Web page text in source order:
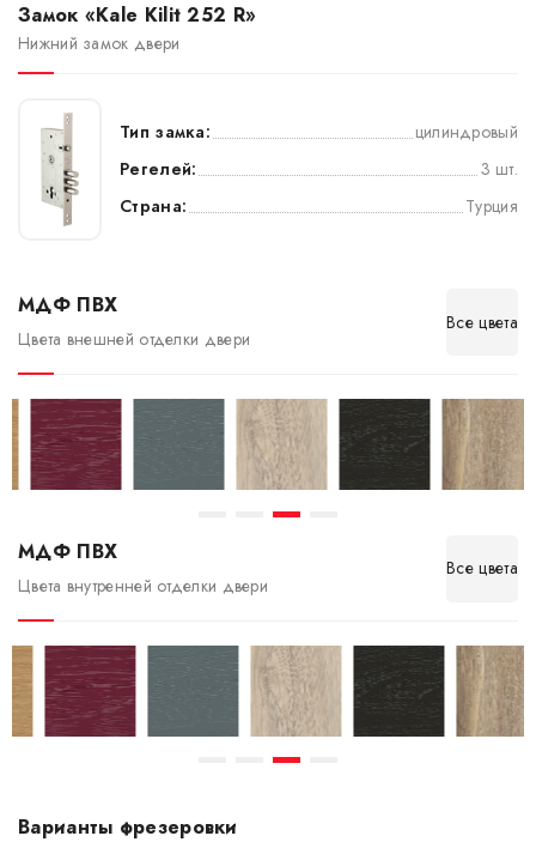
Замок «Kale Kilit 252 R»
Нижний замок двери
Тип замка:
цилиндровый
Регелей:
3 шт.
Страна:
Турция
МДФ ПВХ
Цвета внешней отделки двери
Все цвета
МДФ ПВХ
Цвета внутренней отделки двери
Все цвета
Варианты фрезеровки